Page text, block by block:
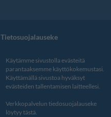
Tietosuojalauseke
Käytämme sivustolla evästeitä
parantaaksemme käyttökokemustasi.
Käyttämällä sivustoa hyväksyt
evästeiden tallentamisen laitteellesi.
Verkkopalvelun tiedosuojalauseke
löytyy tästä.